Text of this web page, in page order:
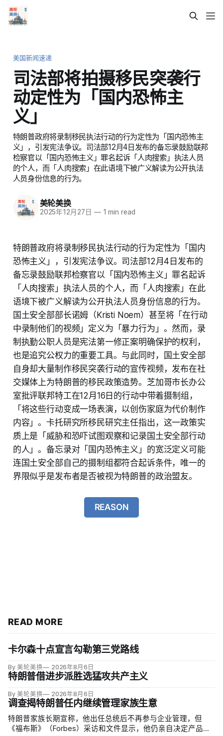
美国新闻速递
司法部将拍摄移民突袭行
动定性为「国内恐怖主
义」
特朗普政府将录制移民执法行动的行为定性为「国内恐怖主
义」，引发宪法争议。司法部12月4日发布的备忘录鼓励联邦
检察官以「国内恐怖主义」罪名起诉「人肉搜索」执法人员
的个人，而「人肉搜索」在此语境下被广义解读为公开执法
人员身份信息的行为。
美轮美换
2025年12月27日 —1 min read
特朗普政府将录制移民执法行动的行为定性为「国内
恐怖主义」，引发宪法争议。司法部12月4日发布的
备忘录鼓励联邦检察官以「国内恐怖主义」罪名起诉
「人肉搜索」执法人员的个人，而「人肉搜索」在此
语境下被广义解读为公开执法人员身份信息的行为。
国土安全部部长诺姆（Kristi Noem）甚至将「在行动
中录制他们的视频」定义为「暴力行为」。然而，录
制执勤公职人员是宪法第一修正案明确保护的权利，
也是追究公权力的重要工具。与此同时，国土安全部
自身却大量制作移民突袭行动的宣传视频，发布在社
交媒体上为特朗普的移民政策造势。芝加哥市长办公
室批评联邦特工在12月16日的行动中带着摄制组，
「将这些行动变成一场表演，以创伤家庭为代价制作
内容」。卡托研究所移民研究主任指出，这一政策实
质上是「威胁和恐吓试图观察和记录国土安全部行动
的人」。备忘录对「国内恐怖主义」的宽泛定义可能
连国土安全部自己的摄制组都符合起诉条件，唯一的
界限似乎是发布者是否被视为特朗普的政治盟友。
REASON
READ MORE
卡尔森十点宣言勾勒第三党路线
By 美轮美换 2026年8月6日
特朗普借进步派胜选猛攻共产主义
By 美轮美换 2026年8月6日
调查揭特朗普任内继续管理家族生意
特朗普家族长期宣称，他出任总统后不再参与企业管理，但
《福布斯》（Forbes）采访和文件显示，他仍亲自决定产品标